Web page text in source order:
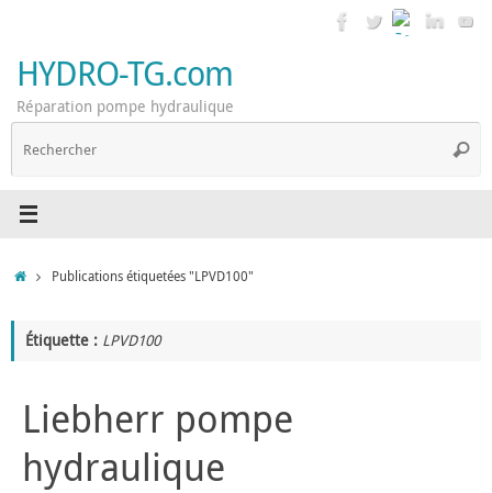
contenu
HYDRO-TG.com
Réparation pompe hydraulique
AccueilPublications étiquetées "LPVD100"
Étiquette : LPVD100
Liebherr pompe
hydraulique